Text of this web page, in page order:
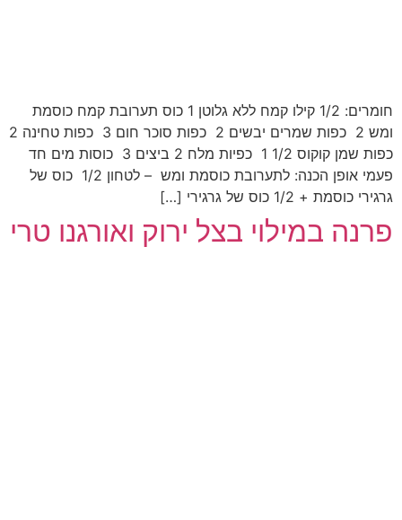
חומרים: 1/2 קילו קמח ללא גלוטן 1 כוס תערובת קמח כוסמת
ומש 2 כפות שמרים יבשים 2 כפות סוכר חום 3 כפות טחינה 2
כפות שמן קוקוס 1/2 1 כפיות מלח 2 ביצים 3 כוסות מים חד
פעמי אופן הכנה: לתערובת כוסמת ומש – לטחון 1/2 כוס של
גרגירי כוסמת + 1/2 כוס של גרגירי […]
פרנה במילוי בצל ירוק ואורגנו טרי